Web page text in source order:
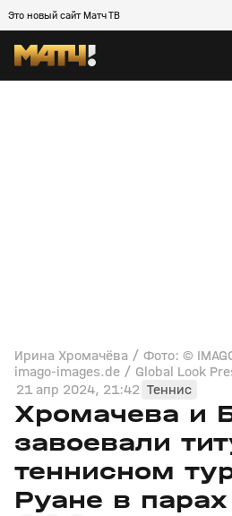
Это новый сайт Матч ТВ
Ирина Хромачёва / Фото: ©
imago-images.de / Global Look
21 апр 2024, 21:42 Теннис
Хромачева и
завоевали
теннисном
Руане в парах